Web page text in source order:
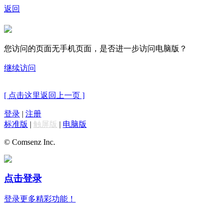
返回
您访问的页面无手机页面，是否进一步访问电脑版？
继续访问
[ 点击这里返回上一页 ]
登录 | 注册
标准版 | 触屏版 | 电脑版
© Comsenz Inc.
点击登录
登录更多精彩功能！